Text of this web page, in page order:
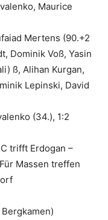
Maurice
Mertens (90.+2
Dominik Voß, Yasin
ß, Alihan Kurgan,
Lepinski, David
(34.), 1:2
trifft Erdogan –
Massen treffen